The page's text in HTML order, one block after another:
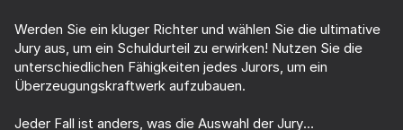
SPIELEN
53
65
57
Werden Sie ein kluger Richter und wählen Sie die ultimative
Jury aus, um ein Schuldurteil zu erwirken! Nutzen Sie die
unterschiedlichen Fähigkeiten jedes Jurors, um ein
Überzeugungskraftwerk aufzubauen.
Jeder Fall ist anders, was die Auswahl der Jury